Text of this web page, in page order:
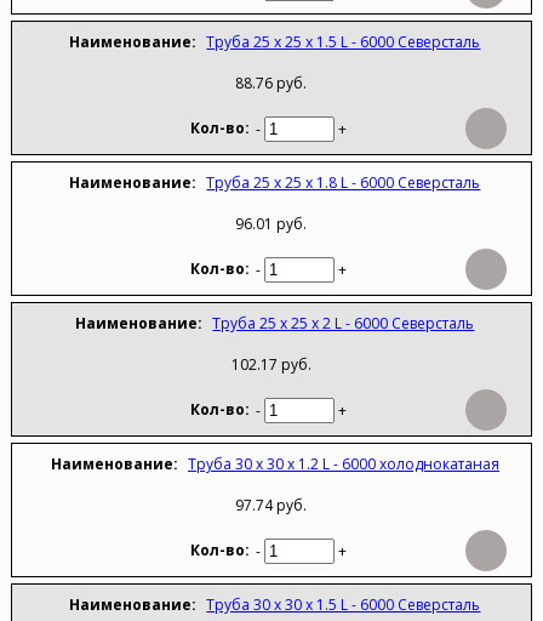
Труба 25 х 25 х 1.5 L - 6000 Северсталь
88.76 руб.
- +
Труба 25 х 25 х 1.8 L - 6000 Северсталь
96.01 руб.
- +
Труба 25 х 25 х 2 L - 6000 Северсталь
102.17 руб.
- +
Труба 30 х 30 х 1.2 L - 6000 холоднокатаная
97.74 руб.
- +
Труба 30 х 30 х 1.5 L - 6000 Северсталь